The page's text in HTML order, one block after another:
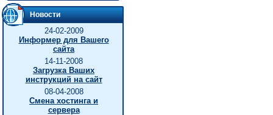
Новости
24-02-2009
Информер для Вашего
сайта
14-11-2008
Загрузка Ваших
инструкций на сайт
08-04-2008
Смена хостинга и
сервера